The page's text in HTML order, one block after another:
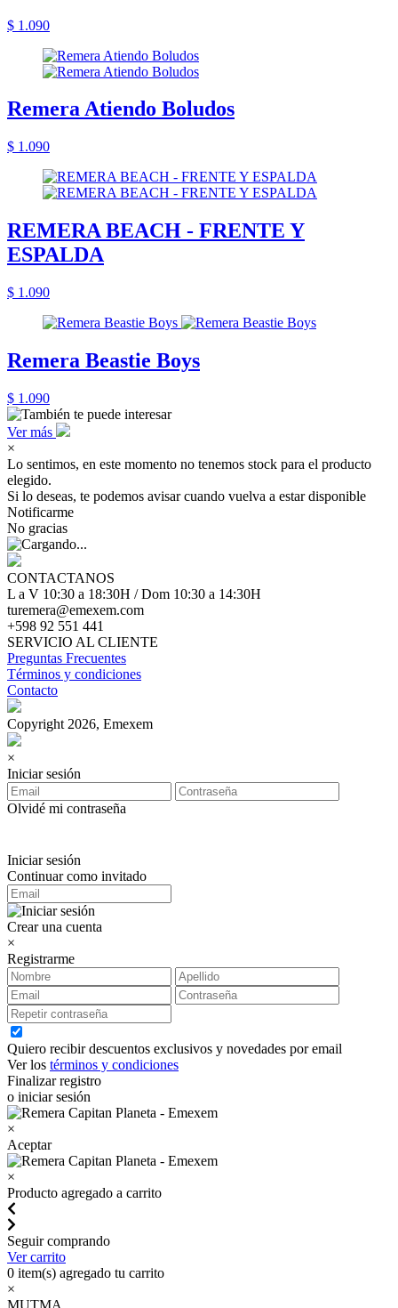
$ 1.090
Remera Atiendo Boludos
$ 1.090
REMERA BEACH - FRENTE Y
ESPALDA
$ 1.090
Remera Beastie Boys
$ 1.090
Ver más
×
Lo sentimos, en este momento no tenemos stock para el producto
elegido.
Si lo deseas, te podemos avisar cuando vuelva a estar disponible
Notificarme
No gracias
CONTACTANOS
L a V 10:30 a 18:30H / Dom 10:30 a 14:30H
turemera@emexem.com
+598 92 551 441
SERVICIO AL CLIENTE
Preguntas Frecuentes
Términos y condiciones
Contacto
Copyright 2026, Emexem
×
Iniciar sesión
Olvidé mi contraseña
Iniciar sesión
Continuar como invitado
Crear una cuenta
×
Registrarme
Quiero recibir descuentos exclusivos y novedades por email
Ver los términos y condiciones
Finalizar registro
o iniciar sesión
×
Aceptar
×
Producto agregado a carrito
Seguir comprando
Ver carrito
0 item(s) agregado tu carrito
×
MUTMA